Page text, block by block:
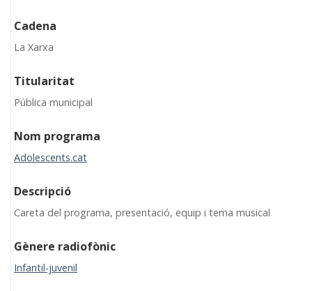
Cadena
La Xarxa
Titularitat
Pública municipal
Nom programa
Adolescents.cat
Descripció
Careta del programa, presentació, equip i tema musical
Gènere radiofònic
Infantil-juvenil